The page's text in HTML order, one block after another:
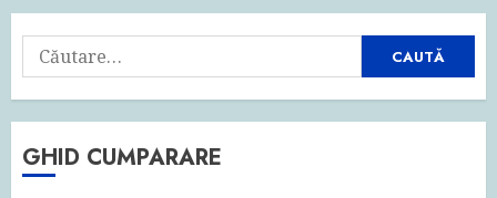
articole
Caută
după:
GHID CUMPARARE